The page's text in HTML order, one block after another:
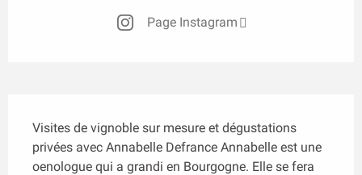
Page Instagram
Visites de vignoble sur mesure et dégustations
privées avec Annabelle Defrance Annabelle est une
oenologue qui a grandi en Bourgogne. Elle se fera